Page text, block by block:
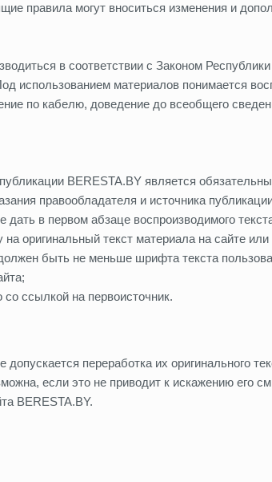
правила могут вноситься изменения и
в соответствии с Законом
использованием материалов понимается
по кабелю, доведение до всеобщего
BERESTA.BY является
правообладателя и источника
дать в первом абзаце воспроизводимого
оригинальный текст материала на сайте
быть не меньше шрифта текста
ссылкой на первоисточник.
переработка их оригинального
если это не приводит к искажению его
BERESTA.BY.